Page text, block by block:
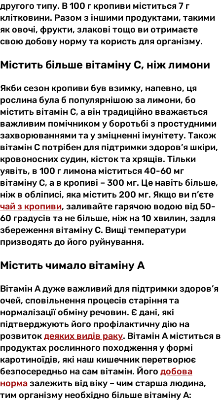
другого типу. В 100 г кропиви міститься 7 г
клітковини. Разом з іншими продуктами, такими
як овочі, фрукти, злакові тощо ви отримаєте
свою добову норму та користь для організму.
Містить більше вітаміну С, ніж лимони
Якби сезон кропиви був взимку, напевно, ця
рослина була б популярнішою за лимони, бо
містить вітамін С, а він традиційно вважається
важливим помічником у боротьбі з простудними
захворюваннями та у зміцненні імунітету. Також
вітамін С потрібен для підтримки здоров’я шкіри,
кровоносних судин, кісток та хрящів. Тільки
уявіть, в 100 г лимона міститься 40-60 мг
вітаміну С, а в кропиві – 300 мг. Це навіть більше,
ніж в обліписі, яка містить 200 мг. Якщо ви п’єте
чай з кропиви, заливайте гарячою водою від 50-
60 градусів та не більше, ніж на 10 хвилин, задля
збереження вітаміну С. Вищі температури
призводять до його руйнування.
Містить чимало вітаміну А
Вітамін А дуже важливий для підтримки здоров’я
очей, сповільнення процесів старіння та
нормалізації обміну речовин. Є дані, які
підтверджують його профілактичну дію на
розвитокдеяких видів раку. Вітамін А міститься в
продуктах рослинного походження у формі
каротиноїдів, які наш кишечник перетворює
безпосередньо на сам вітамін. Його добова
нормазалежить від віку – чим старша людина,
тим організму необхідно більше вітаміну А: